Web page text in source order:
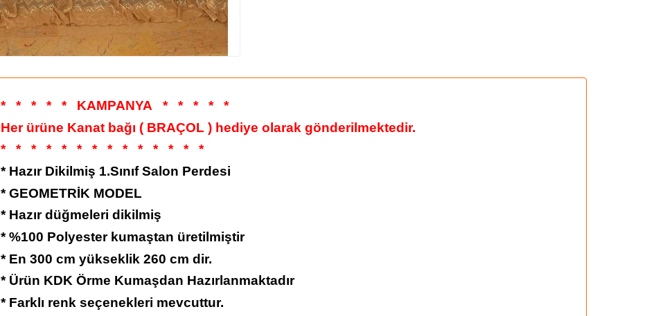
* * * * * KAMPANYA * * * *
*
Her ürüne Kanat bağı ( BRAÇOL ) hediye olarak gönderilmektedir.
*
* * * * * * * * * * * *
*
* Hazır Dikilmiş 1.Sınıf Salon Perdesi
* GEOMETRİK MODEL
* Hazır düğmeleri dikilmiş
* %100 Polyester kumaştan üretilmiştir
* En 300 cm yükseklik 260 cm dir.
* Ürün KDK Örme Kumaşdan Hazırlanmaktadır
* Farklı renk seçenekleri mevcuttur.